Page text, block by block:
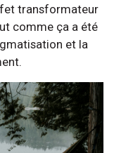
transformateur
comme ça a été
et la